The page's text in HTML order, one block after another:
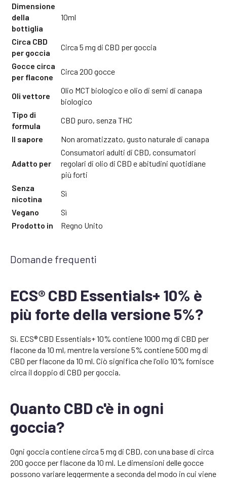
Dimensione
della
bottiglia
10ml
Circa CBD
per goccia
Circa 5 mg di CBD per goccia
Gocce circa
per flacone
Circa 200 gocce
Oli vettore
Olio MCT biologico e olio di semi di canapa
biologico
Tipo di
formula
CBD puro, senza THC
Il sapore
Non aromatizzato, gusto naturale di canapa
Adatto per
Consumatori adulti di CBD, consumatori
regolari di olio di CBD e abitudini quotidiane
più forti
Senza
nicotina
Sì
Vegano
Sì
Prodotto in
Regno Unito
Domande frequenti
ECS® CBD Essentials+ 10% è
più forte della versione 5%?
Sì. ECS® CBD Essentials+ 10% contiene 1000 mg di CBD per
flacone da 10 ml, mentre la versione 5% contiene 500 mg di
CBD per flacone da 10 ml. Ciò significa che l'olio 10% fornisce
circa il doppio di CBD per goccia.
Quanto CBD c'è in ogni
goccia?
Ogni goccia contiene circa 5 mg di CBD, con una base di circa
200 gocce per flacone da 10 ml. Le dimensioni delle gocce
possono variare leggermente a seconda del modo in cui viene